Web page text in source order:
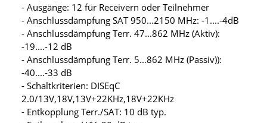
- Ausgänge: 12 für Receivern oder Teilnehmer
- Anschlussdämpfung SAT 950...2150 MHz: -1....-4dB
- Anschlussdämpfung Terr. 47...862 MHz (Aktiv):
-19....-12 dB
- Anschlussdämpfung Terr. 5...862 MHz (Passiv)):
-40....-33 dB
- Schaltkriterien: DISEqC
2.0/13V,18V,13V+22KHz,18V+22KHz
- Entkopplung Terr./SAT: 10 dB typ.